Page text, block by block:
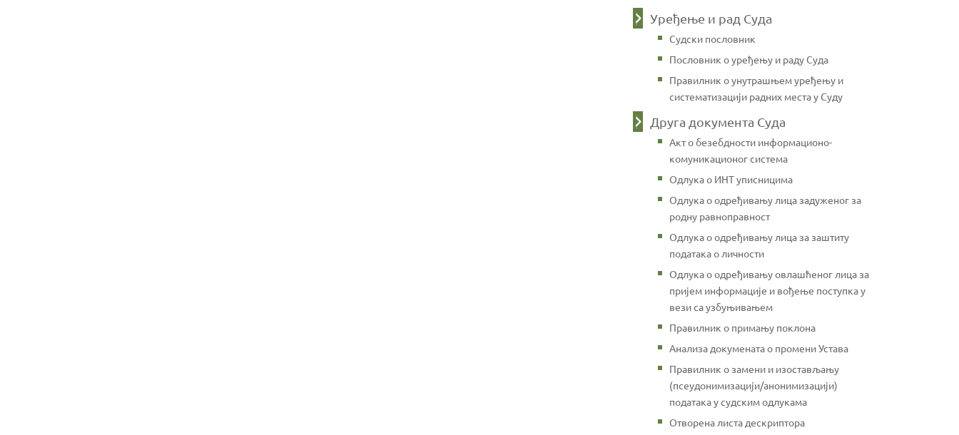
Уређење и рад Суда
Судски пословник
Пословник о уређењу и раду Суда
Правилник о унутрашњем уређењу и
систематизацији радних места у Суду
Друга документа Суда
Акт о безебдности информационо-
комуникационог система
Одлука о ИНТ уписницима
Одлука о одређивању лица задуженог за
родну равноправност
Одлука о одређивању лица за заштиту
података о личности
Одлука о одређивању овлашћеног лица за
пријем информације и вођење поступка у
вези са узбуњивањем
Правилник о примању поклона
Анализа докумената о промени Устава
Правилник о замени и изостављању
(псеудонимизацији/анонимизацији)
података у судским одлукама
Отворена листа дескриптора